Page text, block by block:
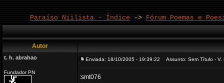
Paraíso Niilista - Índice -> Fórum Poemas e
Autor
t. h. abrahao
Fundador PN
Enviada: 18/10/2005 - 19:39:22 Assunto: Sem Título - V.
:smt076